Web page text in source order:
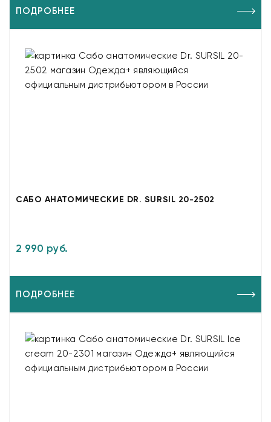
ПОДРОБНЕЕ
САБО АНАТОМИЧЕСКИЕ DR. SURSIL 20-2502
2 990 руб.
ПОДРОБНЕЕ